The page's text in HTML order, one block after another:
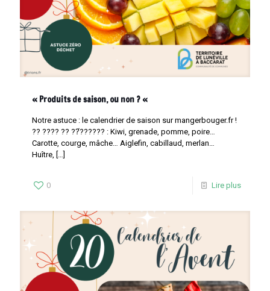
« Produits de saison, ou non ? «
Notre astuce : le calendrier de saison sur mangerbouger.fr !
?? ???? ?? ??́?????? : Kiwi, grenade, pomme, poire…
Carotte, courge, mâche… Aiglefin, cabillaud, merlan…
Huître, […]
0 Lire plus